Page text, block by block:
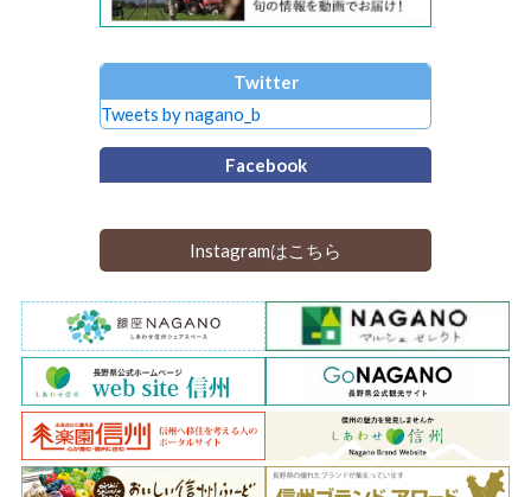
Twitter
Tweets by nagano_b
Facebook
Instagramはこちら